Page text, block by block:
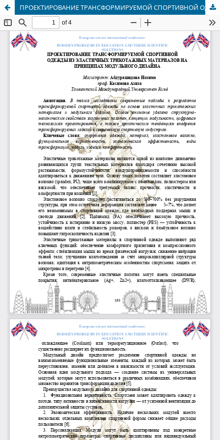
ПРОЕКТИРОВАНИЕ ТРАНСФОРМИРУЕМОЙ СПОРТИВНОЙ ОДЕЖДЫ ИЗ ЭЛАСТИЧНЫХ ТРИКОТАЖНЫХ МАТЕРИАЛОВ НА ПРИНЦИПАХ МОДУЛЬНОГО ДИЗАЙНА